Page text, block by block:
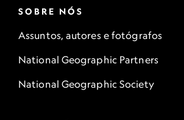
SOBRE NÓS
Assuntos, autores e fotógrafos
National Geographic Partners
National Geographic Society